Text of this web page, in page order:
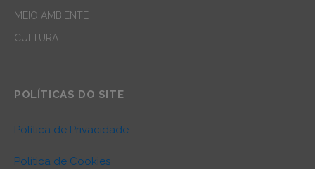
MEIO AMBIENTE
CULTURA
POLÍTICAS DO SITE
Política de Privacidade
Política de Cookies